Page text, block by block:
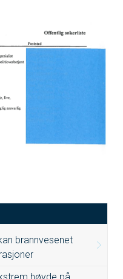
brannvesenet